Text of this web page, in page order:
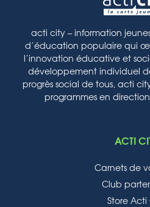
acti city – information
d’éducation populaire qui
l’innovation éducative et
développement individuel
progrès social de tous, acti
programmes en
ACTI
Carnets de
Club
Store Acti